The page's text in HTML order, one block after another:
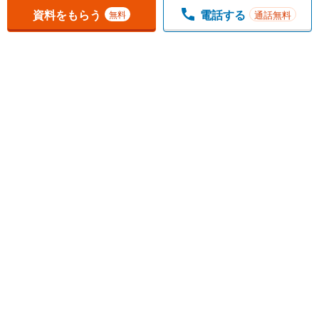
お気に入りに追加しました。 一覧を開く
資料をもらう 無料 電話する 通話無料